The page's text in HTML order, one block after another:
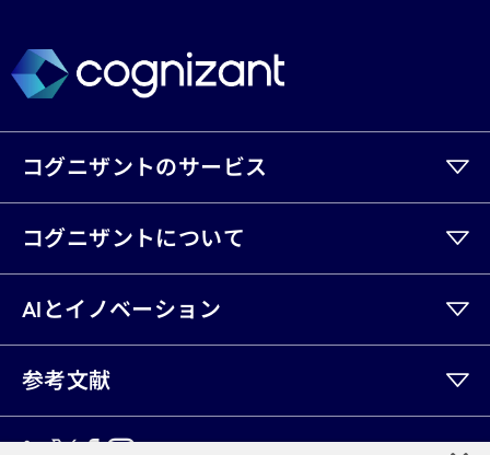
コグニザントのサービス
コグニザントについて
AIとイノベーション
参考文献